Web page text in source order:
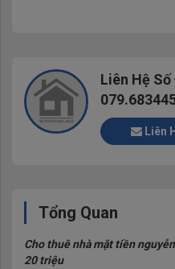
Liên Hệ
Liên
Tổng Quan
Cho thuê nhà mặt tiền
20 triệu